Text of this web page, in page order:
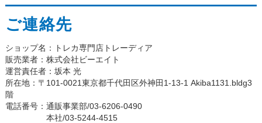
ご連絡先
ショップ名：トレカ専門店トレーディア
販売業者：株式会社ビーエイト
運営責任者：坂本 光
所在地：〒101-0021東京都千代田区外神田1-13-1 Akiba1131.bldg3
階
電話番号：通販事業部/03-6206-0490
本社/03-5244-4515